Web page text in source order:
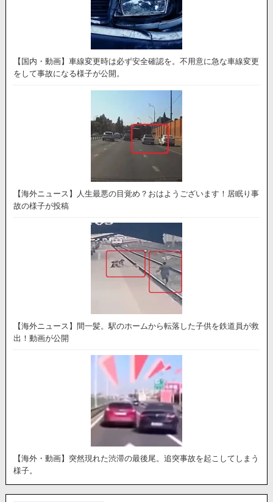
【国内・動画】車線変更時は必ず安全確認を。不用意に急な車線変更
をして事故になる様子が公開。
【海外ニュース】人生最悪の目覚め？おはようございます！居眠り事
故の様子が投稿
【海外ニュース】間一髪。駅のホームから転落した子供を鉄道員が救
出！動画が公開
【海外・動画】突然現れた渋滞の最後尾。追突事故を起こしてしまう
様子。